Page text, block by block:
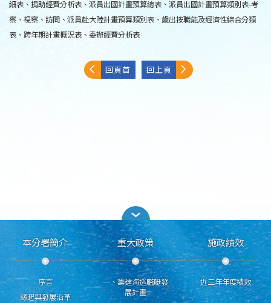
細表、捐助經費分析表、派員出國計畫預算總表、派員出國計畫預算類別表-考
察、視察、訪問、派員赴大陸計畫預算類別表、歲出按職能及經濟性綜合分類
表、跨年期計畫概況表、委辦經費分析表
回頁首 回上頁
本分署簡介
序言
緣起與發展沿革
重大政策
一、籌建海巡艦艇發
展計畫
施政績效
近三年年度績效